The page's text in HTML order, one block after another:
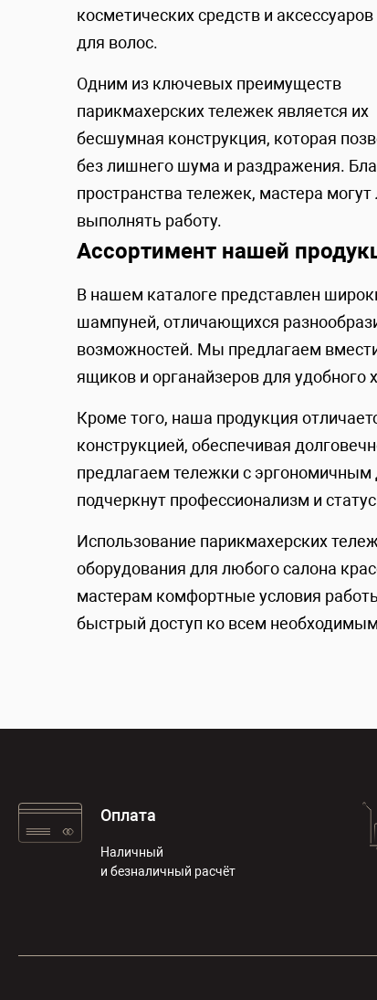
косметических средств и аксессуаров
для волос.
Одним из ключевых преимуществ
парикмахерских тележек является их
бесшумная конструкция, которая
без лишнего шума и раздражения.
пространства тележек, мастера
выполнять работу.
Ассортимент нашей
В нашем каталоге представлен
шампуней, отличающихся
возможностей. Мы предлагаем
ящиков и органайзеров для удобного
Кроме того, наша продукция
конструкцией, обеспечивая
предлагаем тележки с
подчеркнут профессионализм и
Использование парикмахерских
оборудования для любого салона
мастерам комфортные условия
быстрый доступ ко всем
Оплата
Наличный
и безналичный расчёт